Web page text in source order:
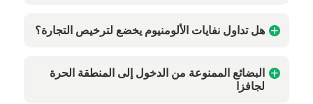
هل تداول نفايات الألومنيوم يخضع لترخيص التجارة؟
البضائع الممنوعة من الدخول إلى المنطقة الحرة
لجافزا